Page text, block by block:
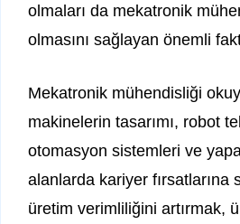
olmaları da mekatronik
olmasını sağlayan önemli
Mekatronik mühendisliği
makinelerin tasarımı, robot
otomasyon sistemleri ve
alanlarda kariyer fırsatlarına
üretim verimliliğini artırmak,